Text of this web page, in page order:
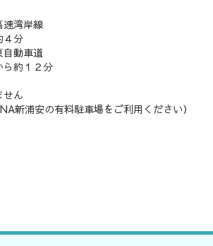
速湾岸線
４分
自動車道
ら約１２分
ん
新浦安の有料駐車場をご利用ください）